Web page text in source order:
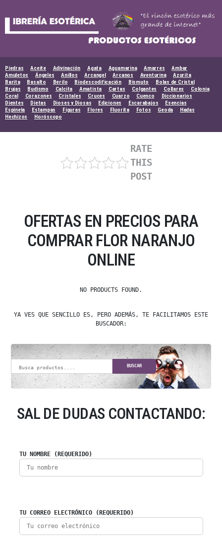
Piedras Aceite Adivinación Agata Aguamarina Amarres
Ambar
Amuletos
Ángeles Anillos Arcangel Arcanos Aventurina
Azurita
Barita
Basalto Berilo Biodescodificación Bismuto
Bolas de Cristal
Brujas
Budismo Calcita Amatista Cartas Colgantes Collares
Colonia
Coral
Corazones Cristales Cruces Cuarzo Cuenco
Diccionarios
Dientes
Dietas Dioses y Diosas Ediciones Escarabajos
Esencias
Espinela
Estampas Figuras Flores Fluorita Fotos Geoda
Hadas
Hechizos
Horóscopo
RATE
THIS
POST
OFERTAS EN PRECIOS PARA
COMPRAR FLOR NARANJO
ONLINE
NO PRODUCTS FOUND.
YA VES QUE SENCILLO ES, PERO ADEMÁS, TE FACILITAMOS ESTE
BUSCADOR:
BUSCAR
SAL DE DUDAS CONTACTANDO:
TU NOMBRE (REQUERIDO)
TU CORREO ELECTRÓNICO (REQUERIDO)